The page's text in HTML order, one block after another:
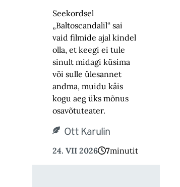
Seekordsel
„Baltoscandalil“ sai
vaid filmide ajal kindel
olla, et keegi ei tule
sinult midagi küsima
või sulle ülesannet
andma, muidu käis
kogu aeg üks mõnus
osavõtuteater.
Ott Karulin
24. VII 2026 7minutit